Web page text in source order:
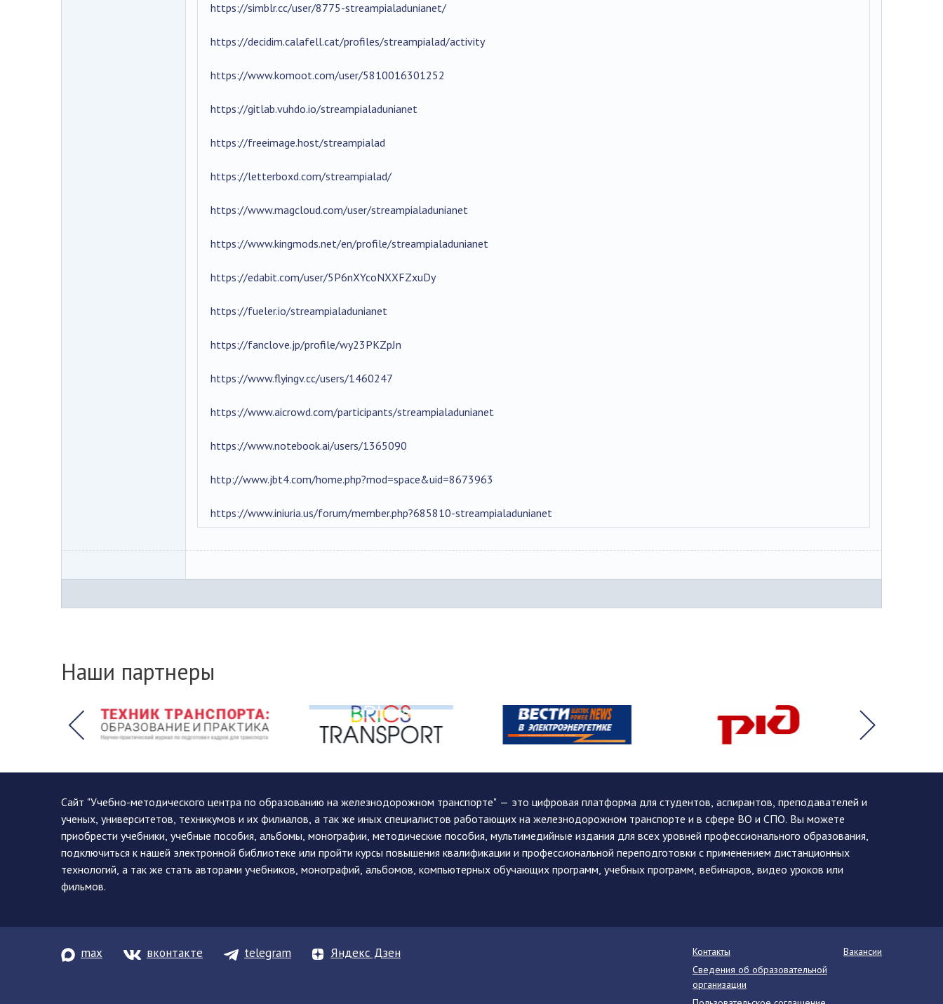
https://simblr.cc/user/8775-streampialadunianet/
https://decidim.calafell.cat/profiles/streampialad/activity
https://www.komoot.com/user/5810016301252
https://gitlab.vuhdo.io/streampialadunianet
https://freeimage.host/streampialad
https://letterboxd.com/streampialad/
https://www.magcloud.com/user/streampialadunianet
https://www.kingmods.net/en/profile/streampialadunianet
https://edabit.com/user/5P6nXYcoNXXFZxuDy
https://fueler.io/streampialadunianet
https://fanclove.jp/profile/wy23PKZpJn
https://www.flyingv.cc/users/1460247
https://www.aicrowd.com/participants/streampialadunianet
https://www.notebook.ai/users/1365090
http://www.jbt4.com/home.php?mod=space&uid=8673963
https://www.iniuria.us/forum/member.php?685810-streampialadunianet
Наши партнеры
Сайт "Учебно-методического центра по образованию на железнодорожном транспорте" — это цифровая платформа для студентов, аспирантов, преподавателей и
ученых, университетов, техникумов и их филиалов, а так же иных специалистов работающих на железнодорожном транспорте и в сфере ВО и СПО. Вы можете
приобрести учебники, учебные пособия, альбомы, монографии, методические пособия, мультимедийные издания для всех уровней профессионального образования,
подключиться к нашей электронной библиотеке или пройти курсы повышения квалификации и профессиональной переподготовки с применением дистанционных
технологий, а так же стать авторами учебников, монографий, альбомов, компьютерных обучающих программ, учебных программ, вебинаров, видео уроков или
фильмов.
max вконтакте telegram Яндекс Дзен Контакты
Вакансии
Сведения об образовательной
организации